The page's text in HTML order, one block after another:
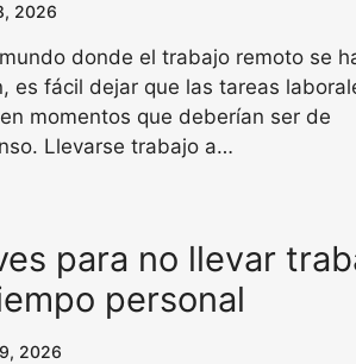
2026
donde el trabajo remoto se
es fácil dejar que las tareas
momentos que deberían ser de
Llevarse trabajo a…
para no llevar
personal
2026